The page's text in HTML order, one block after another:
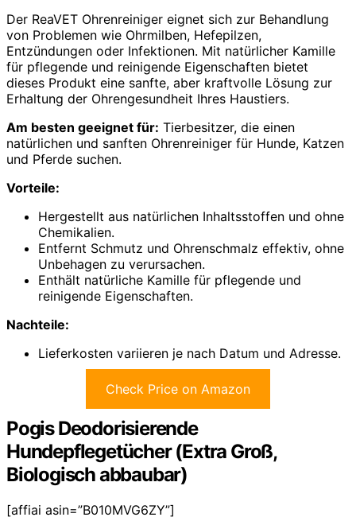
Der ReaVET Ohrenreiniger eignet sich zur Behandlung
von Problemen wie Ohrmilben, Hefepilzen,
Entzündungen oder Infektionen. Mit natürlicher Kamille
für pflegende und reinigende Eigenschaften bietet
dieses Produkt eine sanfte, aber kraftvolle Lösung zur
Erhaltung der Ohrengesundheit Ihres Haustiers.
Am besten geeignet für: Tierbesitzer, die einen
natürlichen und sanften Ohrenreiniger für Hunde, Katzen
und Pferde suchen.
Vorteile:
Hergestellt aus natürlichen Inhaltsstoffen und ohne
Chemikalien.
Entfernt Schmutz und Ohrenschmalz effektiv, ohne
Unbehagen zu verursachen.
Enthält natürliche Kamille für pflegende und
reinigende Eigenschaften.
Nachteile:
Lieferkosten variieren je nach Datum und Adresse.
Check Price on Amazon
Pogis Deodorisierende
Hundepflegetücher (Extra Groß,
Biologisch abbaubar)
[affiai asin=”B010MVG6ZY”]